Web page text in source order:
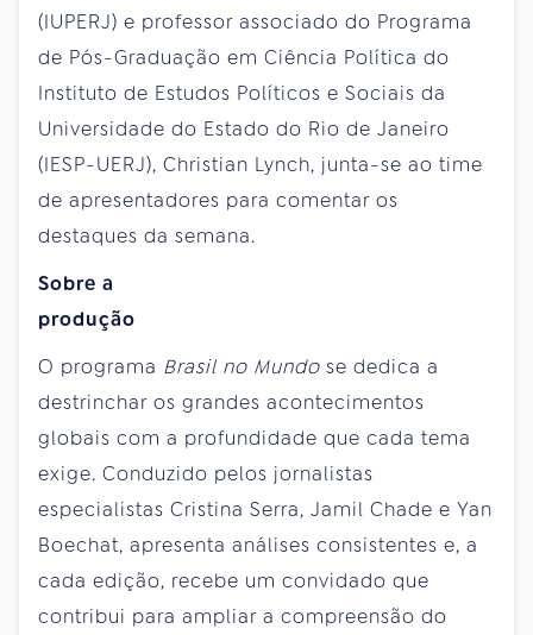
(IUPERJ) e professor associado do Programa
de Pós-Graduação em Ciência Política do
Instituto de Estudos Políticos e Sociais da
Universidade do Estado do Rio de Janeiro
(IESP-UERJ), Christian Lynch, junta-se ao time
de apresentadores para comentar os
destaques da semana.
Sobre a
produção
O programa Brasil no Mundo se dedica a
destrinchar os grandes acontecimentos
globais com a profundidade que cada tema
exige. Conduzido pelos jornalistas
especialistas Cristina Serra, Jamil Chade e Yan
Boechat, apresenta análises consistentes e, a
cada edição, recebe um convidado que
contribui para ampliar a compreensão do